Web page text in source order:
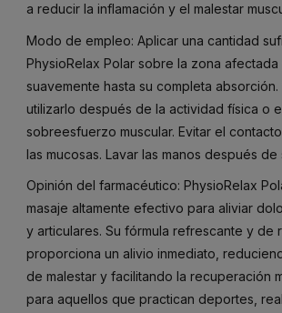
a reducir la inflamación y el malestar
Modo de empleo: Aplicar una cantidad
PhysioRelax Polar sobre la zona afectada
suavemente hasta su completa
utilizarlo después de la actividad física o
sobreesfuerzo muscular. Evitar el
las mucosas. Lavar las manos después de
Opinión del farmacéutico: PhysioRelax
masaje altamente efectivo para aliviar
y articulares. Su fórmula refrescante y de
proporciona un alivio inmediato,
de malestar y facilitando la recuperación
para aquellos que practican deportes,